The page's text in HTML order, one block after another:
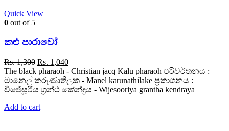
Quick View
0 out of 5
කළු පාරාවෝ
Rs.1,300 Original
price
was:
Rs. 1,300.
Rs. 1,040Current
price
is:
Rs. 1,040.
The black pharaoh - Christian jacq Kalu pharaoh පරිවර්තනය :
මානෙල් කරුණාතිලක - Manel karunathilake ප්‍රකාශනය :
විජේසූරිය ග්‍රන්ථ කේන්ද්‍රය - Wijesooriya grantha kendraya
Add to cart